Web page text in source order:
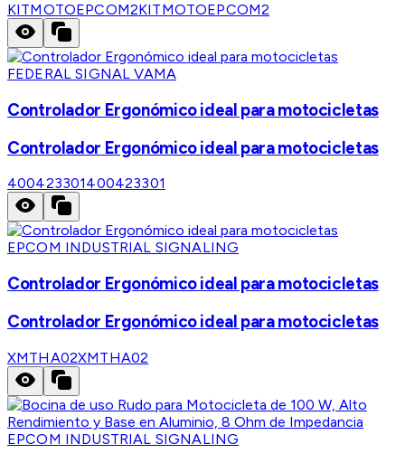
KITMOTOEPCOM2KITMOTOEPCOM2
FEDERAL SIGNAL VAMA
Controlador Ergonómico ideal para motocicletas
Controlador Ergonómico ideal para motocicletas
400423301400423301
EPCOM INDUSTRIAL SIGNALING
Controlador Ergonómico ideal para motocicletas
Controlador Ergonómico ideal para motocicletas
XMTHA02XMTHA02
EPCOM INDUSTRIAL SIGNALING